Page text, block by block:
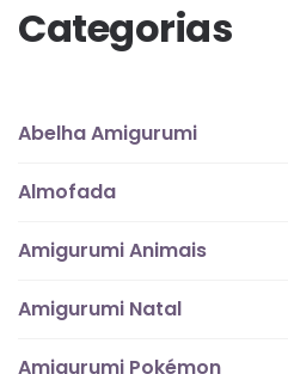
Categorias
Abelha Amigurumi
Almofada
Amigurumi Animais
Amigurumi Natal
Amigurumi Pokémon